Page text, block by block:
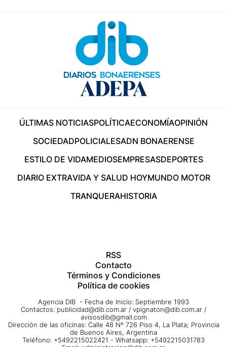
ÚLTIMAS NOTICIASPOLÍTICAECONOMÍAOPINIÓN
SOCIEDADPOLICIALESADN BONAERENSE
ESTILO DE VIDAMEDIOSEMPRESASDEPORTES
DIARIO EXTRAVIDA Y SALUD HOYMUNDO MOTOR
TRANQUERAHISTORIA
RSS
Contacto
Términos y Condiciones
Política de cookies
Agencia DIB - Fecha de Inicio: Septiembre 1993
Contactos: publicidad@dib.com.ar / vpignaton@dib.com.ar /
avisosdib@gmail.com
Dirección de las oficinas: Calle 48 Nº 726 Piso 4, La Plata; Provincia
de Buenos Aires, Argentina
Teléfono: +5492215022421 - Whatsapp: +5492215031783